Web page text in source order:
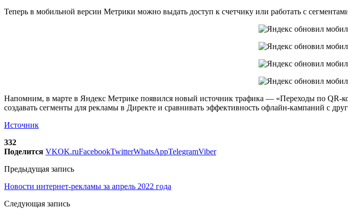
Теперь в мобильной версии Метрики можно выдать доступ к счетчику или работать с
Напомним, в марте в Яндекс Метрике появился новый источник трафика — «Переходы по QR-
создавать сегменты для рекламы в Директе и сравнивать эффективность офлайн-кампаний с
Источник
332
Поделится VKOK.ruFacebookTwitterWhatsAppTelegramViber
Предыдущая запись
Новости интернет-рекламы за апрель 2022 года
Следующая запись